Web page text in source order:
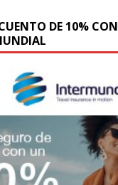
DE 10% CON